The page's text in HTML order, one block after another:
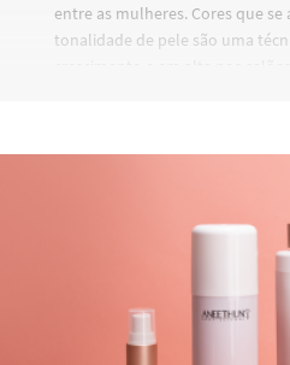
entre as mulheres. Cores que
tonalidade de pele são uma
crescimento e em alta nos
imposta pela sociedade. A
no processo de construção